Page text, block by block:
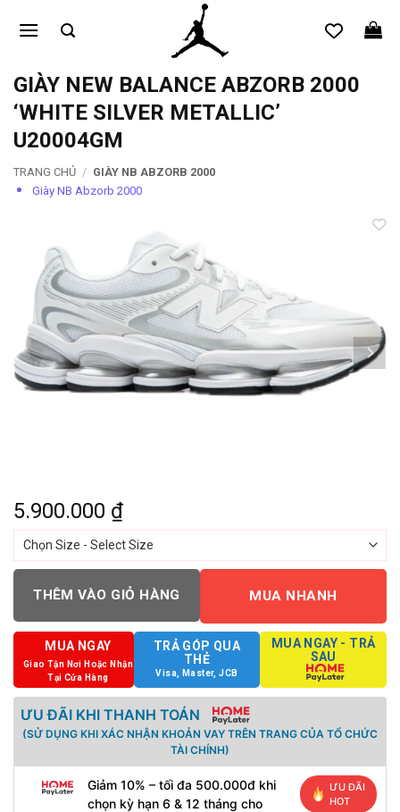
qua
dungGIÀY NEW BALANCE ABZORB 2000
‘WHITE SILVER METALLIC’
U20004GM
TRANG CHỦ / GIÀY NB ABZORB 2000
Giày NB Abzorb 2000
5.900.000 ₫
THÊM VÀO GIỎ HÀNG MUA NHANH
MUA NGAY
Giao Tận Nơi Hoặc Nhận
Tại Cửa Hàng
TRẢ GÓP QUA
THẺ
Visa, Master, JCB
MUA NGAY - TRẢ
SAU
ƯU ĐÃI KHI THANH TOÁN
(SỬ DỤNG KHI XÁC NHẬN KHOẢN VAY TRÊN TRANG CỦA TỔ CHỨC
TÀI CHÍNH)
Giảm 10% – tối đa 500.000đ khi
chọn kỳ hạn 6 & 12 tháng cho
ƯU ĐÃI
HOT